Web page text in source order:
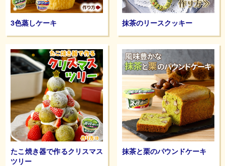
3色蒸しケーキ 抹茶のリースクッキー
たこ焼き器で作るクリスマス
ツリー
抹茶と栗のパウンドケーキ